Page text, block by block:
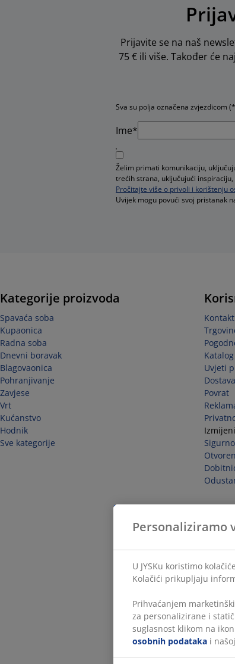
Prijavite se na naš
75 € ili više. Također će
Sva su polja označena zvjezdicom
Ime*
Želim primati komunikaciju,
trećih strana, uključujući
Pročitajte više o privoli i korištenju
Uvijek mogu povući svoj pristanak
Kategorije proizvoda
Spavaća soba
Kupaonica
Radna soba
Dnevni boravak
Blagovaonica
Pohranjivanje
Zavjese
Vrt
Kućanstvo
Hodnik
Sve kategorije
Uvjeti
Dostava
Povrat
Personaliziramo
U JYSKu koristimo
Kolačići prikupljaju
Prihvaćanjem
za personalizirane i
suglasnost klikom na
osobnih podataka i našoj